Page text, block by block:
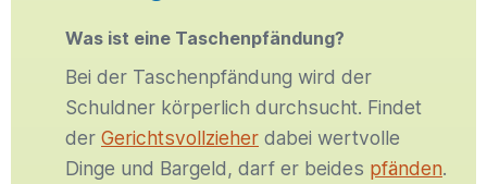
Was ist eine Taschenpfändung?
Bei der Taschenpfändung wird der
Schuldner körperlich durchsucht. Findet
der Gerichtsvollzieher dabei wertvolle
Dinge und Bargeld, darf er beides pfänden.